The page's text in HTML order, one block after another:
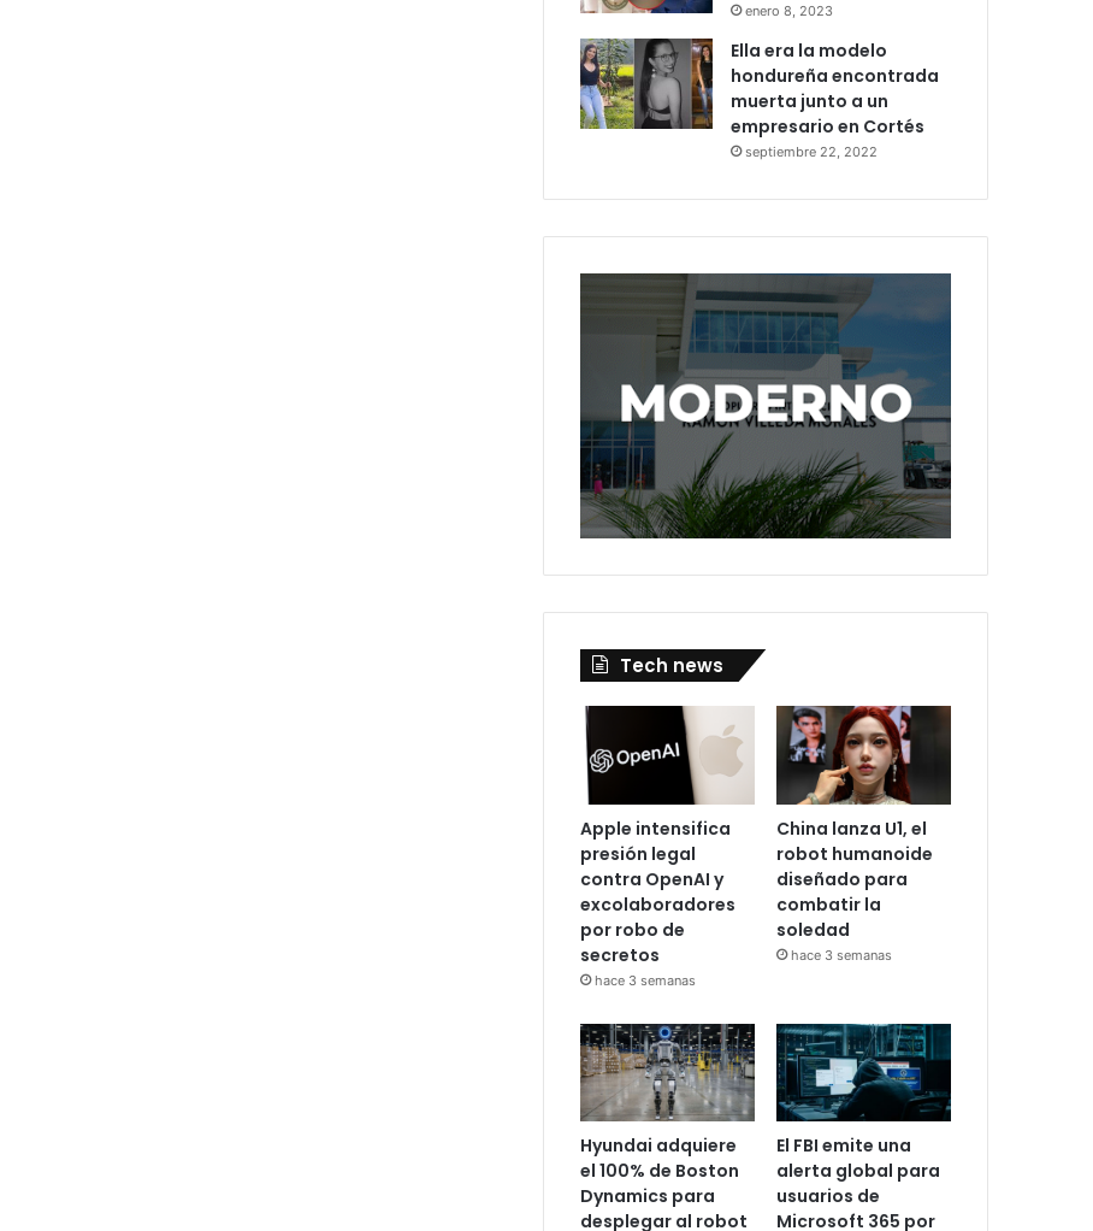
enero 8, 2023
Ella era la modelo
hondureña encontrada
muerta junto a un
empresario en Cortés
septiembre 22, 2022
Tech news
Apple intensifica
presión legal
contra OpenAI y
excolaboradores
por robo de
secretos
hace 3 semanas
China lanza U1, el
robot humanoide
diseñado para
combatir la
soledad
hace 3 semanas
Hyundai adquiere
el 100% de Boston
Dynamics para
desplegar al robot
El FBI emite una
alerta global para
usuarios de
Microsoft 365 por